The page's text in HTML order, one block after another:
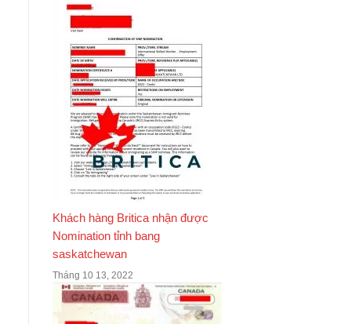
Khách hàng Britica nhận được
Nomination tỉnh bang
saskatchewan
Tháng 10 13, 2022